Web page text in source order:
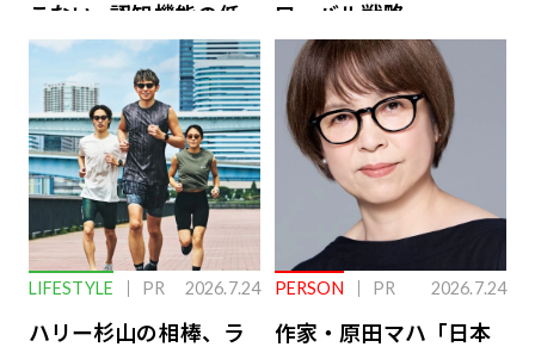
こない…認知機能の低
下を救う、脳のインナ
ーケアとは
ローバル戦略
LIFESTYLE PR 2026.7.24
ハリー杉山の相棒、ラ
PERSON PR 2026.7.24
作家・原田マハ「日本